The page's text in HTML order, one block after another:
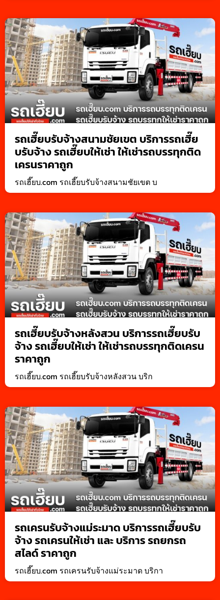
รถเฮี๊ยบรับจ้างสนามชัยเขต บริการรถเฮี๊ย
บรับจ้าง รถเฮี๊ยบให้เช่า ให้เช่ารถบรรทุกติด
เครนราคาถูก
รถเฮี๊ยบ.com รถเฮี๊ยบรับจ้างสนามชัยเขต บ
รถเฮี๊ยบรับจ้างหลังสวน บริการรถเฮี๊ยบรับ
จ้าง รถเฮี๊ยบให้เช่า ให้เช่ารถบรรทุกติดเครน
ราคาถูก
รถเฮี๊ยบ.com รถเฮี๊ยบรับจ้างหลังสวน บริก
รถเครนรับจ้างแม่ระมาด บริการรถเฮี๊ยบรับ
จ้าง รถเครนให้เช่า และ บริการ รถยกรถ
สไลด์ ราคาถูก
รถเฮี๊ยบ.com รถเครนรับจ้างแม่ระมาด บริกา